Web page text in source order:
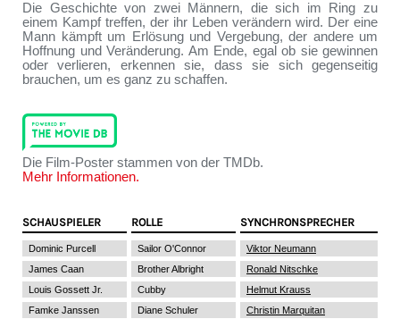
Die Geschichte von zwei Männern, die sich im Ring zu
einem Kampf treffen, der ihr Leben verändern wird. Der eine
Mann kämpft um Erlösung und Vergebung, der andere um
Hoffnung und Veränderung. Am Ende, egal ob sie gewinnen
oder verlieren, erkennen sie, dass sie sich gegenseitig
brauchen, um es ganz zu schaffen.
Die Film-Poster stammen von der TMDb.
Mehr Informationen.
SCHAUSPIELER ROLLE SYNCHRONSPRECHER
Dominic Purcell Sailor O'Connor
Viktor Neumann
James Caan
Brother Albright
Ronald Nitschke
Louis Gossett Jr.
Cubby
Helmut Krauss
Famke Janssen
Diane Schuler
Christin Marquitan